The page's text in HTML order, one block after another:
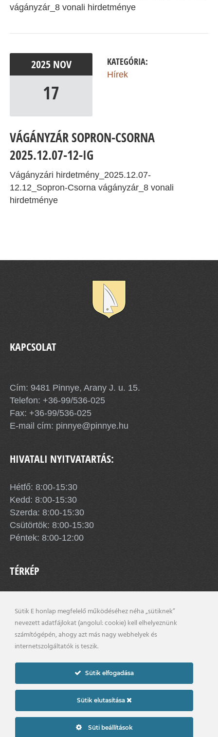
vágányzár_8 vonali hirdetménye
2025 NOV
17
KATEGÓRIA:
Hírek
VÁGÁNYZÁR SOPRON-CSORNA
2025.12.07-12-IG
Vágányzári hirdetmény_2025.12.07-
12.12_Sopron-Csorna vágányzár_8 vonali
hirdetménye
KAPCSOLAT
Cím: 9481 Pinnye, Arany J. u. 15.
Telefon: +36-99/536-025
Fax: +36-99/536-025
E-mail cím: pinnye@pinnye.hu
HIVATALI NYITVATARTÁS:
Hétfő: 8:00-15:30
Kedd: 8:00-15:30
Szerda: 8:00-15:30
Csütörtök: 8:00-15:30
Péntek: 8:00-12:00
TÉRKÉP
Impresszum Adatkezelési szabályzat
2021. © pinnye.hu | Készítette:
Sütik E honlap megfelelő működéséhez néha „sütiknek”
nevezett adatfájlokat (angolul: cookie) kell elhelyeznünk
számítógépén, ahogy azt más nagy webhelyek és
internetszolgáltatók is teszik.
Sütik elfogadása
Sütik elutasítása
Süti beállítások